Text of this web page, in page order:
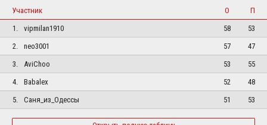
Участник О
П
1.
vipmilan1910 58
53
2.
neo3001 57
47
3.
AviChoo 53
55
4.
Babalex 52
48
5.
Саня_из_Одессы 51 53